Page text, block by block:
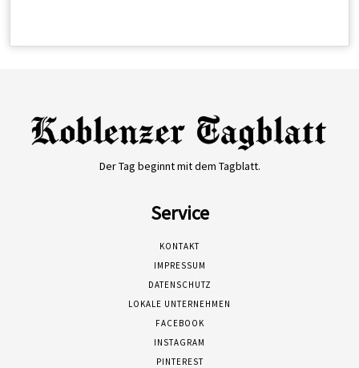
Der Tag beginnt mit dem Tagblatt.
Service
KONTAKT
IMPRESSUM
DATENSCHUTZ
LOKALE UNTERNEHMEN
FACEBOOK
INSTAGRAM
PINTEREST